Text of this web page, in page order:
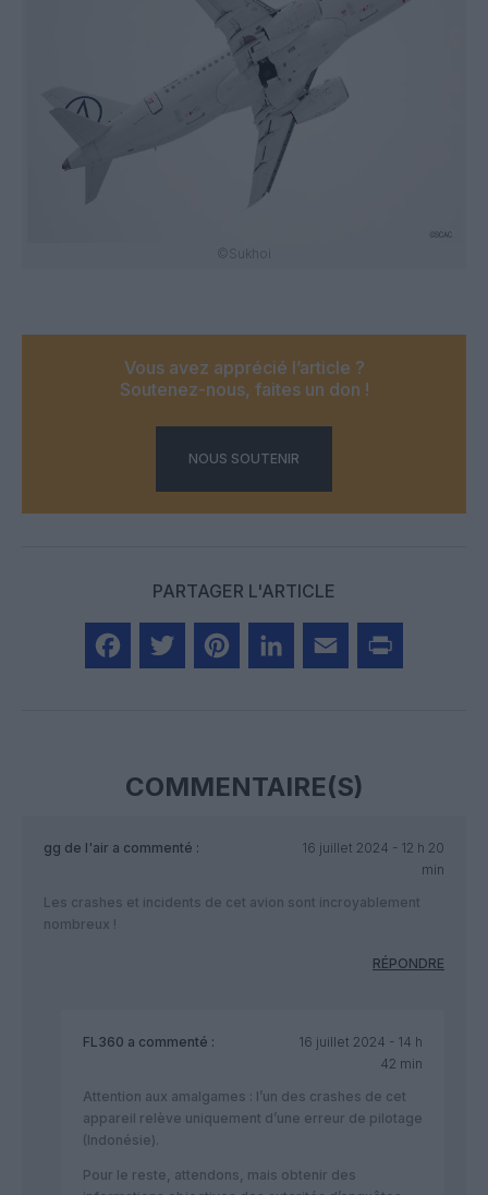
©Sukhoi
Vous avez apprécié l’article ?
Soutenez-nous, faites un don !
NOUS SOUTENIR
PARTAGER L'ARTICLE
COMMENTAIRE(S)
gg de l'air a commenté :
16 juillet 2024 - 12 h 20
min
Les crashes et incidents de cet avion sont incroyablement
nombreux !
RÉPONDRE
FL360 a commenté :
16 juillet 2024 - 14 h
42 min
Attention aux amalgames : l’un des crashes de cet
appareil relève uniquement d’une erreur de pilotage
(Indonésie).
Pour le reste, attendons, mais obtenir des